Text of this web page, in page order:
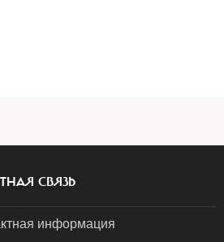
СВЯЗЬ
информация